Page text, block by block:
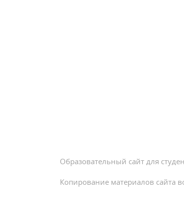
Образовательный сайт для
Копирование материалов сайта